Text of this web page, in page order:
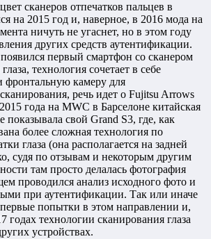
сканеров отпечатков пальцев в
на 2015 год и, наверное, в 2016 мода на
ничуть не угаснет, но в этом году
других средств аутентификации.
первый смартфон со сканером
технология сочетает в себе
фронтальную камеру для
речь идет о Fujitsu Arrows
года на MWC в Барселоне китайская
свой Grand S3, где, как
более сложная технология по
глаза (она располагается на задней
судя по отзывам и некоторым другим
там просто делалась фотография
проводился анализ исходного фото и
при аутентификации. Так или иначе
попытки в этом направлении и,
годах технологии сканирования глаза
устройствах.